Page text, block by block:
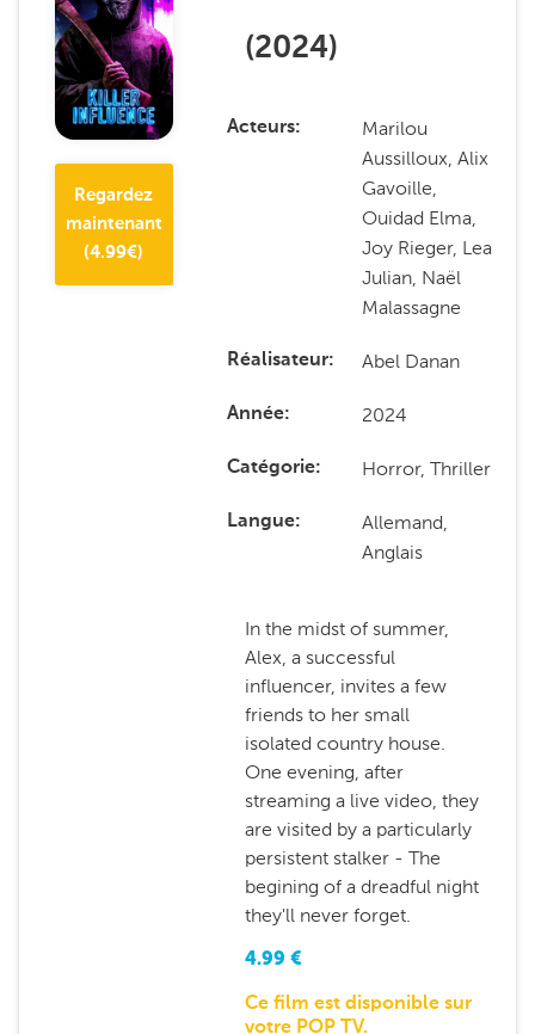
Regardez
maintenant
(4.99€)
(2024)
Acteurs
Marilou
Aussilloux, Alix
Gavoille,
Ouidad Elma,
Joy Rieger, Lea
Julian, Naël
Malassagne
Réalisateur Abel Danan
Année 2024
Catégorie Horror, Thriller
Langue
Allemand,
Anglais
In the midst of summer,
Alex, a successful
influencer, invites a few
friends to her small
isolated country house.
One evening, after
streaming a live video, they
are visited by a particularly
persistent stalker - The
begining of a dreadful night
they'll never forget.
4.99 €
Ce film est disponible sur
votre POP TV.